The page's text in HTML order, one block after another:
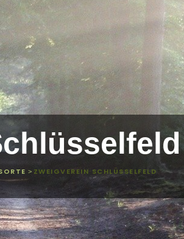
> ZWEIGVEREIN SCHLÜSSELFELD